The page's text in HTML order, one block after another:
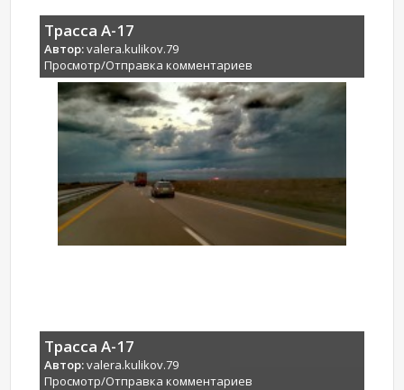
Трасса А-17
Автор:valera.kulikov.79
Просмотр/Отправка комментариев
Трасса А-17
Автор:valera.kulikov.79
Просмотр/Отправка комментариев